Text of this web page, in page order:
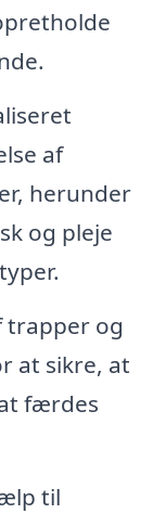
af
herunder
og pleje
trapper og
at sikre, at
færdes
til